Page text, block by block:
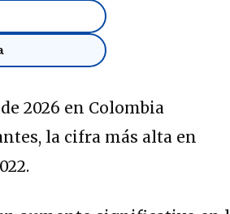
de 2026 en Colombia
la cifra más alta en